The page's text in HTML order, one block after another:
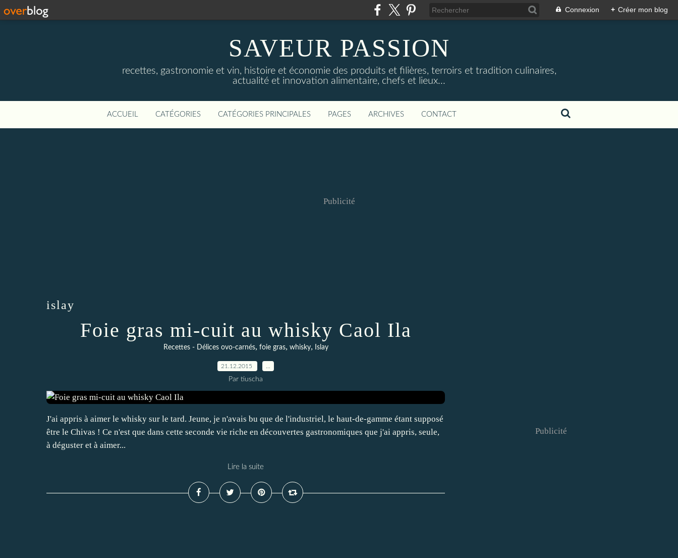
Connexion + Créer mon blog
SAVEUR PASSION
recettes, gastronomie et vin, histoire et économie des produits et filières, terroirs et tradition culinaires,
actualité et innovation alimentaire, chefs et lieux...
ACCUEIL CATÉGORIES CATÉGORIES PRINCIPALES PAGES ARCHIVES CONTACT
Publicité
islay
Foie gras mi-cuit au whisky Caol Ila
Recettes - Délices ovo-carnés, foie gras, whisky, Islay
21.12.2015
Par tiuscha
J'ai appris à aimer le whisky sur le tard. Jeune, je n'avais bu que de l'industriel, le haut-de-gamme étant supposé
être le Chivas ! Ce n'est que dans cette seconde vie riche en découvertes gastronomiques que j'ai appris, seule,
à déguster et à aimer...
Lire la suite
Publicité